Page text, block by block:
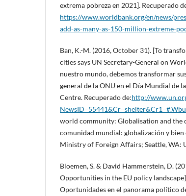
extrema pobreza en 2021]. Recuperado
https://www.worldbank.org/en/news/
add-as-many-as-150-million-extreme-
Ban, K.-M. (2016, October 31). [To
cities says UN Secretary-General on
nuestro mundo, debemos transformar
general de la ONU en el Día Mundial de
Centre. Recuperado de:http://
world community: Globalisation and the
comunidad mundial: globalización y bien
Ministry of Foreign Affairs; Seattle, WA:
Bloemen, S. & David Hammerstein, D.
Opportunities in the EU policy
Oportunidades en el panorama político